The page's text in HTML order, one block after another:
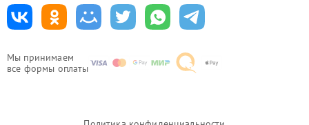
Мы принимаем
все формы оплаты